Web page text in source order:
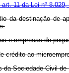
11 da Lei nº
da destinação de
e empresas de
crédito ao
da Sociedade Civil